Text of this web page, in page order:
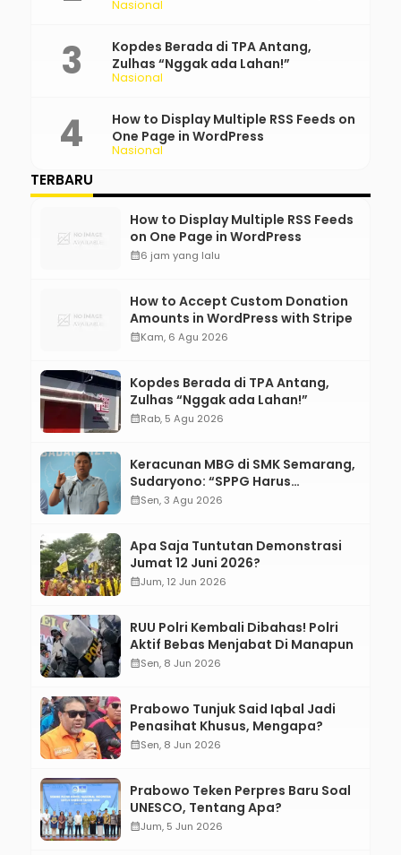
Nasional
Nasional
Kopdes Berada di TPA Antang,
Zulhas “Nggak ada Lahan!”
Nasional
How to Display Multiple RSS Feeds on
One Page in WordPress
TERBARU
How to Display Multiple RSS Feeds
on One Page in WordPress
calendar_month6 jam yang lalu
How to Accept Custom Donation
Amounts in WordPress with Stripe
calendar_monthKam, 6 Agu 2026
Kopdes Berada di TPA Antang,
Zulhas “Nggak ada Lahan!”
calendar_monthRab, 5 Agu 2026
Keracunan MBG di SMK Semarang,
Sudaryono: “SPPG Harus
Bertanggung Jawab!”
calendar_monthSen, 3 Agu 2026
Apa Saja Tuntutan Demonstrasi
Jumat 12 Juni 2026?
calendar_monthJum, 12 Jun 2026
RUU Polri Kembali Dibahas! Polri
Aktif Bebas Menjabat Di Manapun
calendar_monthSen, 8 Jun 2026
Prabowo Tunjuk Said Iqbal Jadi
Penasihat Khusus, Mengapa?
calendar_monthSen, 8 Jun 2026
Prabowo Teken Perpres Baru Soal
UNESCO, Tentang Apa?
calendar_monthJum, 5 Jun 2026